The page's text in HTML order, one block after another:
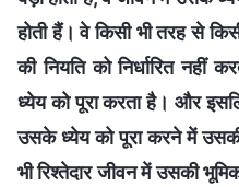
होती हैं। वे किसी भी तरह से
की नियति को निर्धारित नहीं
ध्येय को पूरा करता है। और
उसके ध्येय को पूरा करने में
भी रिश्तेदार जीवन में उसकी